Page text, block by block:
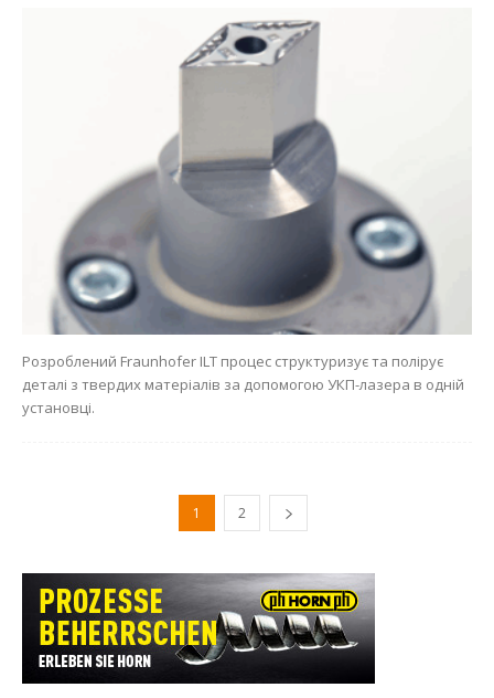
Розроблений Fraunhofer ILT процес структуризує та полірує
деталі з твердих матеріалів за допомогою УКП-лазера в одній
установці.
1 2